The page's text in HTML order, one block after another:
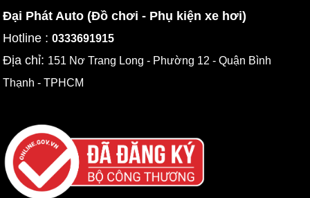
Đại Phát Auto (Đồ chơi - Phụ kiện xe hơi)
Hotline :0333691915
Địa chỉ: 151 Nơ Trang Long - Phường 12 - Quận Bình
Thạnh - TPHCM